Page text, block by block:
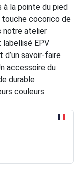
la pointe du pied
cocorico de
notre atelier
EPV
d’un savoir-faire
accessoire du
durable
couleurs.